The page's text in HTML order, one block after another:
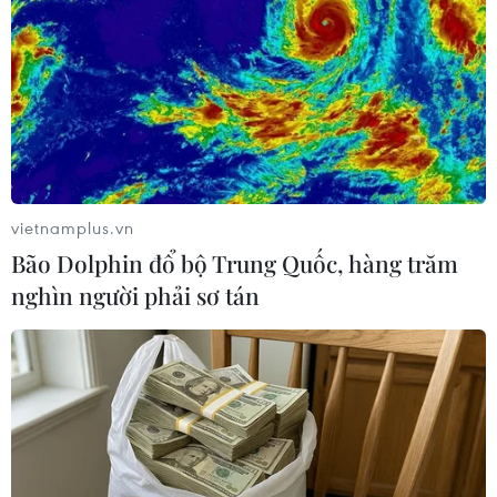
Theo dõi VietnamPlus
TIN LIÊN QUAN
vietnamplus.vn
Bão Dolphin đổ bộ Trung Quốc, hàng trăm
nghìn người phải sơ tán